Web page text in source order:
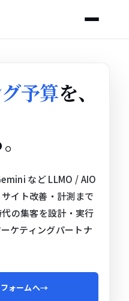
予算を、
など LLMO / AIO
イト改善・計測まで
の集客を設計・実行
ケティングパートナ
ォームへ→